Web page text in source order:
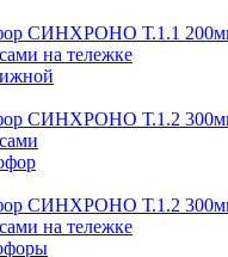
СИНХРОНО Т.1.1
на тележке
СИНХРОНО Т.1.2
СИНХРОНО Т.1.2
на тележке